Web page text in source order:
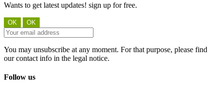
Wants to get latest updates! sign up for free.
You may unsubscribe at any moment. For that purpose, please find
our contact info in the legal notice.
Follow us